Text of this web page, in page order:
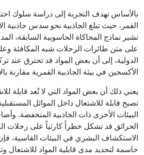
بالأساس تهدف التجربة إلى دراسة سلوك
القمر، حيث تبلغ الجاذبية نحو سدس جاذبية
تشير نماذج المحاكاة الحاسوبية السابقة،
على متن طائرات الرحلات شبه المكافئة
الدولية، إلى أن بعض المواد قد تحترق عند
الأكسجين في بيئة الجاذبية القمرية مقارنة
يعني ذلك أن بعض المواد التي لا تُعد قابلة
تصبح قابلة للاشتعال داخل الموائل
البيئات الأخرى ذات الجاذبية المنخفضة.
الحرائق قد تشكل خطراً كارثياً على رحلات
الاستكشاف البشري في البيئات القاسية،
حاسمة لتحديد مدى قابلية المواد للاشتعال